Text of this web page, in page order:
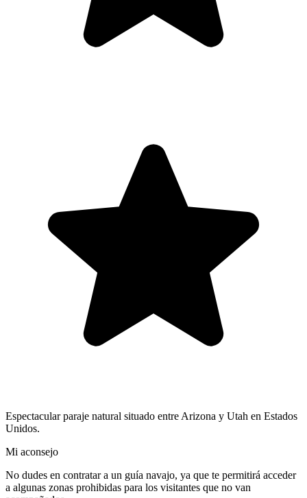
Espectacular paraje natural situado entre Arizona y Utah en Estados
Unidos.
Mi aconsejo
No dudes en contratar a un guía navajo, ya que te permitirá acceder
a algunas zonas prohibidas para los visitantes que no van